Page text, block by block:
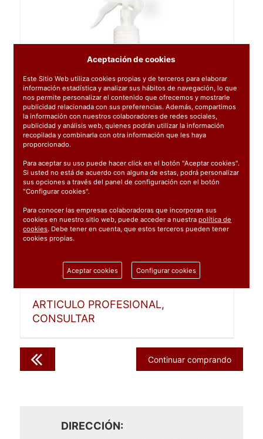
ARTICULO PROFESIONAL,
CONSULTAR
Continuar comprando
DIRECCIÓN:
Aceptación de cookies
Este Sitio Web utiliza cookies propias y de terceros para elaborar
información estadística y analizar sus hábitos de navegación, lo que
nos permite personalizar el contenido que ofrecemos y mostrarle
publicidad relacionada con sus preferencias. Además, compartimos
la información con nuestros colaboradores de redes sociales,
publicidad y análisis web, quienes podrán utilizar la información
recopilada y combinarla con otra información que les haya
proporcionado.
Para aceptar su uso puede hacer click en el botón "Aceptar cookies".
Si usted no está de acuerdo con alguna de estas, podrá personalizar
sus opciones a través del panel de configuración con el botón
"Configurar cookies".
Para conocer las empresas colaboradoras que incorporan sus
cookies en nuestro sitio web, puede acceder a nuestrapolítica de
cookies. Debe tener en cuenta, que estos terceros pueden tener
cookies propias.
Aceptar cookies Configurar cookies